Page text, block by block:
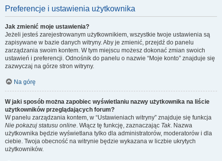
Preferencje i ustawienia użytkownika
Jak zmienić moje ustawienia?
Jeżeli jesteś zarejestrowanym użytkownikiem, wszystkie twoje ustawienia są
zapisywane w bazie danych witryny. Aby je zmienić, przejdź do panelu
zarządzania swoim kontem. W tym miejscu możesz dokonać zmian swoich
ustawień i preferencji. Odnośnik do panelu o nazwie “Moje konto” znajduje się
zazwyczaj na górze stron witryny.
Na górę
W jaki sposób można zapobiec wyświetlaniu nazwy użytkownika na liście
użytkowników przeglądających forum?
W panelu zarządzania kontem, w “Ustawieniach witryny” znajduje się funkcja
Nie pokazuj statusu online. Włącz tę funkcję, zaznaczając Tak. Nazwa
użytkownika będzie wyświetlana tylko dla administratorów, moderatorów i dla
ciebie. Twoja obecność na witrynie będzie wykazana w liczbie ukrytych
użytkowników.